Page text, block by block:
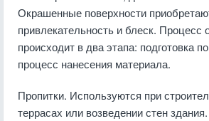
Окрашенные поверхности
привлекательность и блеск. Процесс
происходит в два этапа: подготовка
процесс нанесения материала.
Пропитки. Используются при
террасах или возведении стен